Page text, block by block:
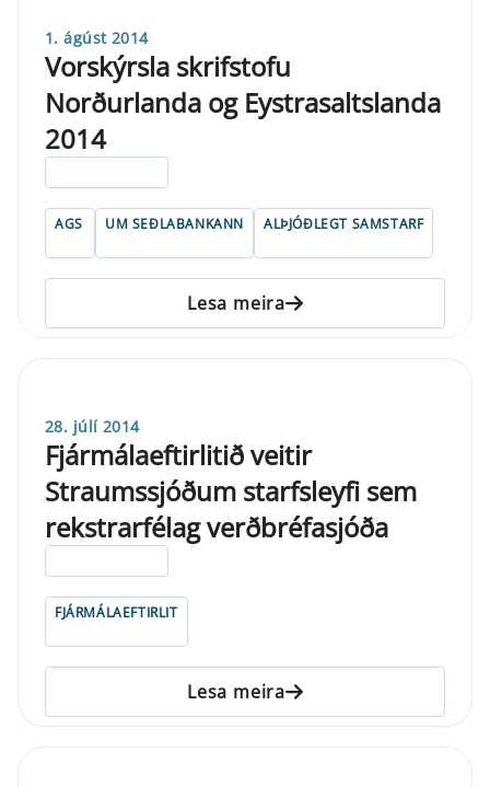
1. ágúst 2014
Vorskýrsla skrifstofu
Norðurlanda og Eystrasaltslanda
2014
AGS UM SEÐLABANKANN ALÞJÓÐLEGT SAMSTARF
Lesa meira
28. júlí 2014
Fjármálaeftirlitið veitir
Straumssjóðum starfsleyfi sem
rekstrarfélag verðbréfasjóða
FJÁRMÁLAEFTIRLIT
Lesa meira